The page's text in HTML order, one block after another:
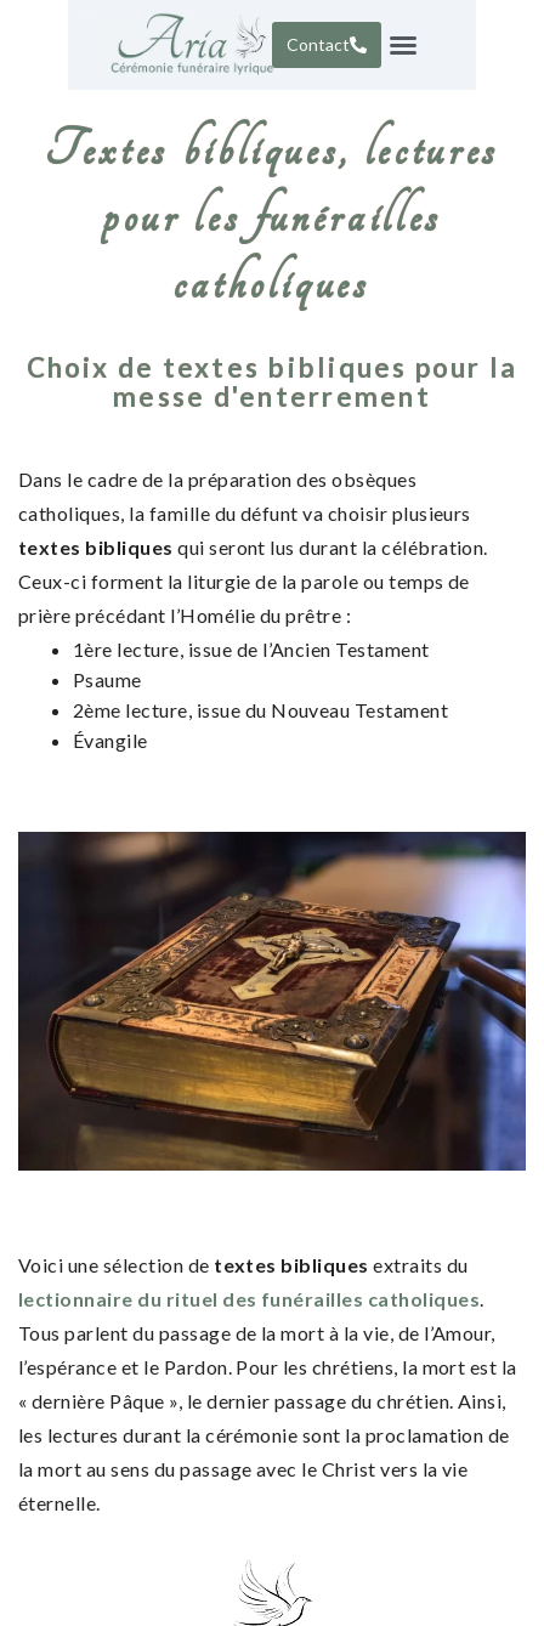
Contact
Textes bibliques, lectures
pour les funérailles
catholiques
Choix de textes bibliques pour la
messe d'enterrement
Dans le cadre de la préparation des obsèques
catholiques, la famille du défunt va choisir plusieurs
textes bibliques qui seront lus durant la célébration.
Ceux-ci forment la liturgie de la parole ou temps de
prière précédant l’Homélie du prêtre :
1ère lecture, issue de l’Ancien Testament
Psaume
2ème lecture, issue du Nouveau Testament
Évangile
Voici une sélection de textes bibliques extraits du
lectionnaire du rituel des funérailles catholiques
Tous parlent du passage de la mort à la vie, de l’Amour,
l’espérance et le Pardon. Pour les chrétiens, la mort est la
« dernière Pâque », le dernier passage du chrétien. Ainsi,
les lectures durant la cérémonie sont la proclamation de
la mort au sens du passage avec le Christ vers la vie
éternelle.